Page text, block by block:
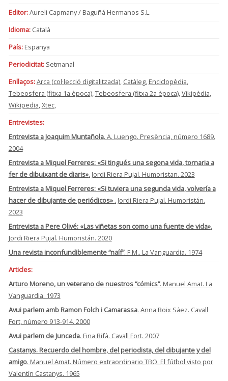
Editor:Aureli Capmany / Baguñá Hermanos S.L.
Idioma:Català
País:Espanya
Periodicitat:Setmanal
Enllaços:Arca (col·lecció digitalitzada), Catàleg, Enciclopèdia,
Tebeosfera (fitxa 1a època),Tebeosfera (fitxa 2a època),Vikipèdia,
Wikipedia,Xtec,
Entrevistes:
Entrevista a Joaquim Muntañola. A. Luengo. Presència, número 1689.
2004
Entrevista a Miquel Ferreres: «Si tingués una segona vida, tornaria a
fer de dibuixant de diaris». Jordi Riera Pujal. Humoristan. 2023
Entrevista a Miquel Ferreres: «Si tuviera una segunda vida, volvería a
hacer de dibujante de periódicos» . Jordi Riera Pujal. Humoristán.
2023
Entrevista a Pere Olivé: «Las viñetas son como una fuente de vida».
Jordi Riera Pujal. Humoristán. 2020
Una revista inconfundiblemente “naíf”. F.M.. La Vanguardia. 1974
Articles:
Arturo Moreno, un veterano de nuestros “cómics”. Manuel Amat. La
Vanguardia. 1973
Avui parlem amb Ramon Folch i Camarassa. Anna Boix Sáez. Cavall
Fort, número 913-914. 2000
Avui parlem de Junceda. Fina Rifà. Cavall Fort. 2007
Castanys. Recuerdo del hombre, del periodista, del dibujante y del
amigo. Manuel Amat. Número extraordinario TBO. El fútbol visto por
Valentín Castanys. 1965